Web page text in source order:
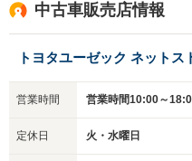
中古車販売店情報
トヨタユーゼック ネットス
営業時間 営業時間10:00～
定休日 火・水曜日